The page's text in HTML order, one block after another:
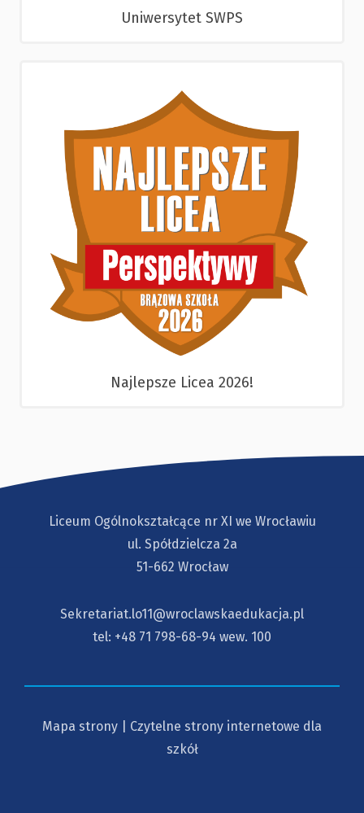
Uniwersytet SWPS
Najlepsze Licea 2026!
Liceum Ogólnokształcące nr XI we Wrocławiu
ul. Spółdzielcza 2a
51-662 Wrocław
Sekretariat.lo11@wroclawskaedukacja.pl
tel: +48 71 798-68-94 wew. 100
Mapa strony
Czytelne strony internetowe dla
szkół